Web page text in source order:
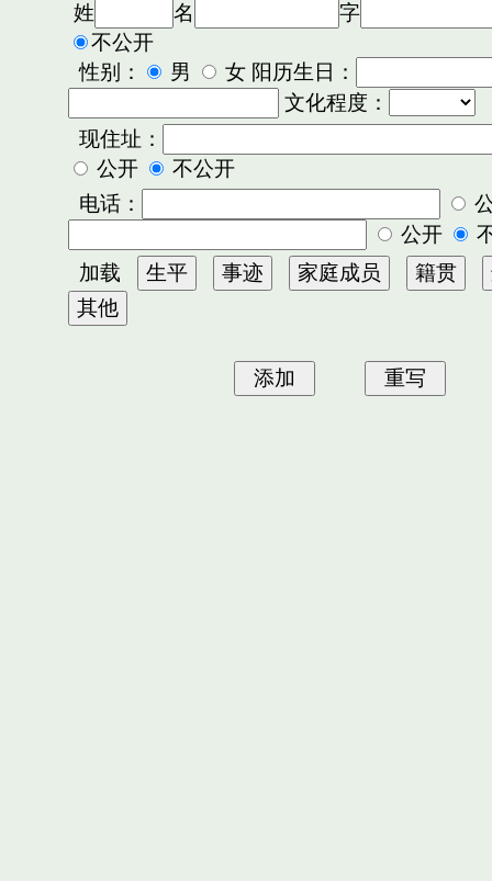
姓
名
字
不公开
性别：
男
女 阳历生日：
文化程度：
现住址：
公开
不公开
电话：
公开
加载